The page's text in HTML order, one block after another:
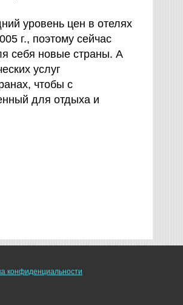
уровень цен в отелях
г., поэтому сейчас
себя новые страны. А
услуг
чтобы с
для отдыха и
конфиденциальности